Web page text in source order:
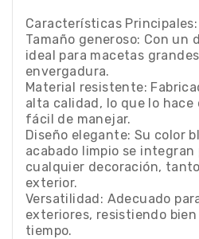
Características Principales:
Tamaño generoso: Con un
ideal para macetas
envergadura.
Material resistente:
alta calidad, lo que lo hace
fácil de manejar.
Diseño elegante: Su color
acabado limpio se
cualquier decoración,
exterior.
Versatilidad: Adecuado
exteriores, resistiendo
tiempo.